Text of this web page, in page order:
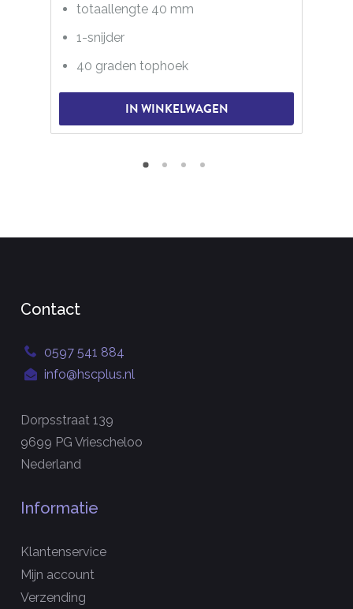
totaallengte 40 mm
1-snijder
40 graden tophoek
IN WINKELWAGEN
Contact
0597 541 884
info@hscplus.nl
Dorpsstraat 139
9699 PG Vriescheloo
Nederland
Informatie
Klantenservice
Mijn account
Verzending